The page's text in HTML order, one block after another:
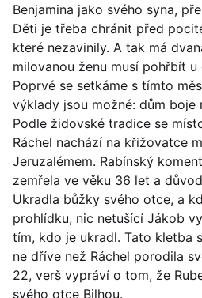
Benjamina jako svého syna,
Děti je třeba chránit před
které nezavinily. A tak má
milovanou ženu musí pohřbít
Poprvé se setkáme s tímto
výklady jsou možné: dům boje
Podle židovské tradice se
Ráchel nachází na křižovatce
Jeruzalémem. Rabínský
zemřela ve věku 36 let a
Ukradla bůžky svého otce, a
prohlídku, nic netušící Jákob
tím, kdo je ukradl. Tato kletba
ne dříve než Ráchel porodila
22, verš vypráví o tom, že
svého otce Bilhou.